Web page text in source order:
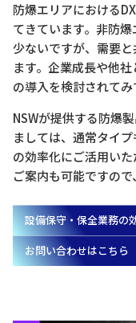
防爆エリアにおける
てきています。非防
少ないですが、需要
ます。企業成長や他
の導入を検討されてみ
NSWが提供する防爆
ましては、通常タイ
の効率化にご活用い
ご案内も可能ですので
設備保守・保全業務の
お問い合わせはこちら